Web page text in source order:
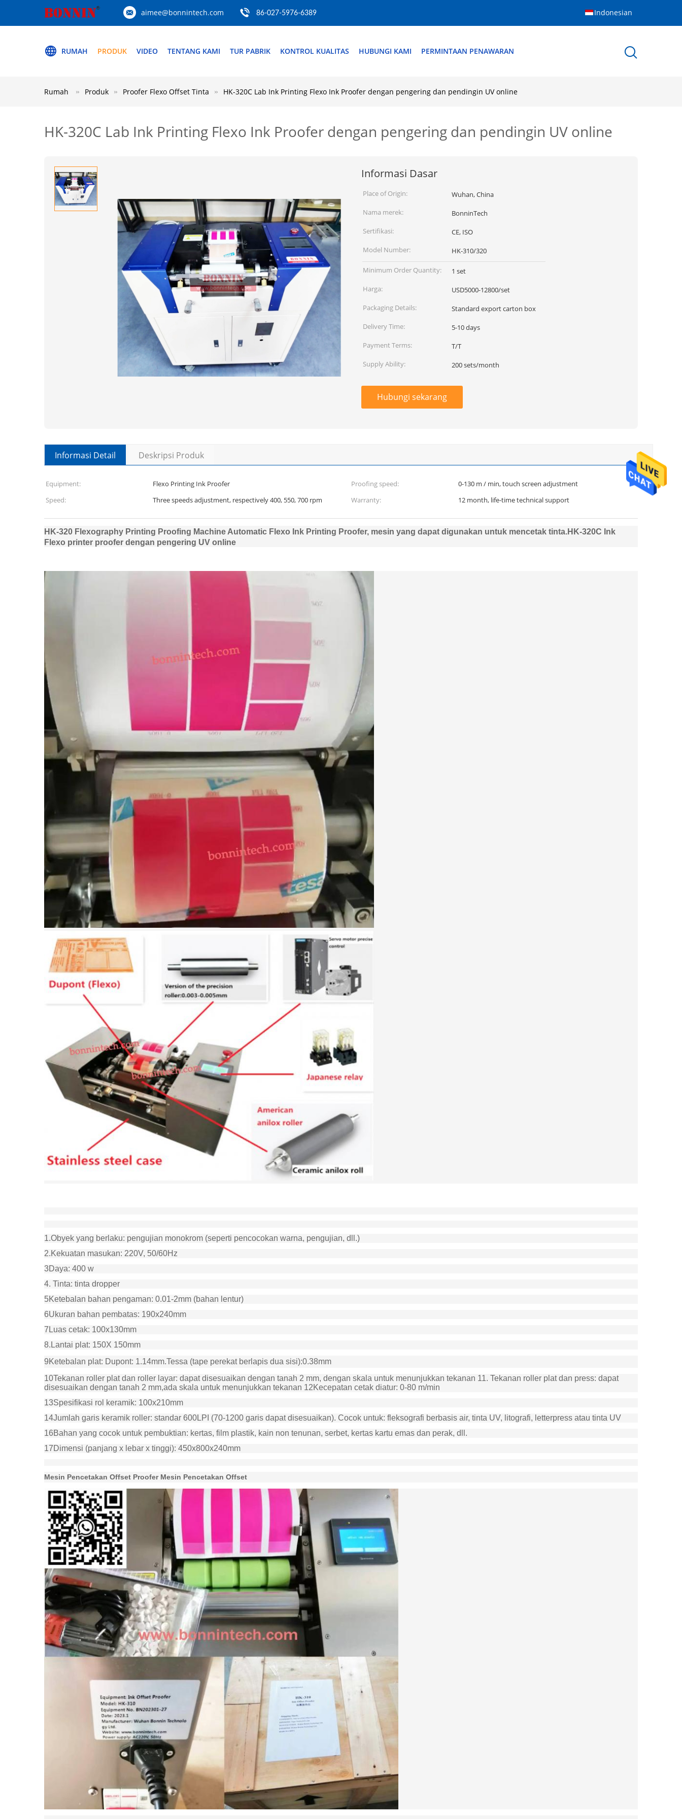
aimee@bonnintech.com 86-027-5976-6389 Indonesian
RUMAH PRODUK VIDEO TENTANG KAMI TUR PABRIK KONTROL KUALITAS HUBUNGI KAMI PERMINTAAN PENAWARAN
Rumah Produk Proofer Flexo Offset Tinta HK-320C Lab Ink Printing Flexo Ink Proofer dengan pengering dan pendingin UV online
HK-320C Lab Ink Printing Flexo Ink Proofer dengan pengering dan pendingin UV online
Informasi Dasar
Place of Origin:
Wuhan, China
Nama merek:
BonninTech
Sertifikasi:
CE, ISO
Model Number:
HK-310/320
Minimum Order Quantity:
1 set
Harga:
USD5000-12800/set
Packaging Details:
Standard export carton box
Delivery Time:
5-10 days
Payment Terms:
T/T
Supply Ability:
200 sets/month
Hubungi sekarang
Informasi Detail Deskripsi Produk
Equipment: Flexo Printing Ink Proofer Proofing speed:
0-130 m / min, touch screen adjustment
Speed:
Three speeds adjustment, respectively 400, 550, 700 rpm Warranty: 12 month, life-time technical support
HK-320 Flexography Printing Proofing Machine Automatic Flexo Ink Printing Proofer, mesin yang dapat digunakan untuk mencetak tinta.HK-320C Ink
Flexo printer proofer dengan pengering UV online
1.Obyek yang berlaku: pengujian monokrom (seperti pencocokan warna, pengujian, dll.)
2.Kekuatan masukan: 220V, 50/60Hz
3Daya: 400 w
4. Tinta: tinta dropper
5Ketebalan bahan pengaman: 0.01-2mm (bahan lentur)
6Ukuran bahan pembatas: 190x240mm
7Luas cetak: 100x130mm
8.Lantai plat: 150X 150mm
9Ketebalan plat: Dupont: 1.14mm.Tessa (tape perekat berlapis dua sisi):0.38mm
10Tekanan roller plat dan roller layar: dapat disesuaikan dengan tanah 2 mm, dengan skala untuk menunjukkan tekanan 11. Tekanan roller plat dan press: dapat
disesuaikan dengan tanah 2 mm,ada skala untuk menunjukkan tekanan 12Kecepatan cetak diatur: 0-80 m/min
13Spesifikasi rol keramik: 100x210mm
14Jumlah garis keramik roller: standar 600LPI (70-1200 garis dapat disesuaikan). Cocok untuk: fleksografi berbasis air, tinta UV, litografi, letterpress atau tinta UV
16Bahan yang cocok untuk pembuktian: kertas, film plastik, kain non tenunan, serbet, kertas kartu emas dan perak, dll.
17Dimensi (panjang x lebar x tinggi): 450x800x240mm
Mesin Pencetakan Offset Proofer Mesin Pencetakan Offset